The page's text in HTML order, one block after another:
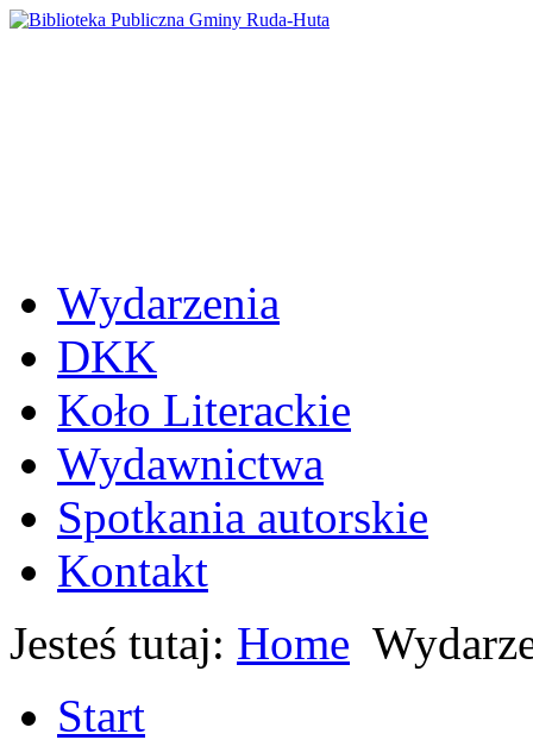
Wydarzenia
DKK
Koło Literackie
Wydawnictwa
Spotkania autorskie
Kontakt
Jesteś tutaj: Home
Start